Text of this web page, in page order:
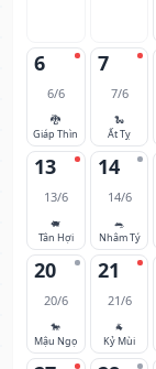
6
6/6
🐉
Giáp Thìn
7
7/6
🐍
Ất Tỵ
13
13/6
🐖
Tân Hợi
14
14/6
🐀
Nhâm Tý
20
20/6
🐎
Mậu Ngọ
21
21/6
🐐
Kỷ Mùi